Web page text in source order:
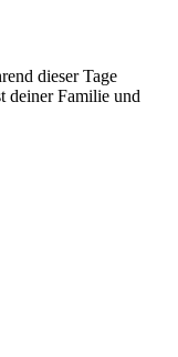
dieser Tage
deiner Familie und